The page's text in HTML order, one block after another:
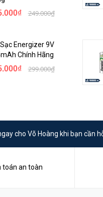
249.000₫
Energizer 9V
Chính Hãng
299.000₫
cho Võ Hoàng khi bạn cần
toán an toàn